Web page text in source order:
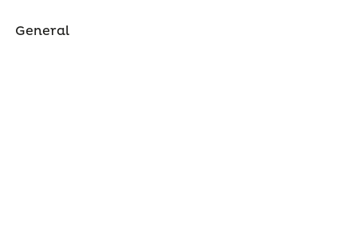
General